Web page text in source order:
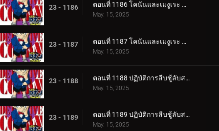
23 - 1186 ตอนที่ 1186 โคนันและเมงูเระ กับตัวประกัน 2 คน (ตอนแรก)
May. 15, 2025
23 - 1187 ตอนที่ 1187 โคนันและเมงูเระ กับตัวประกัน 2 คน (ตอนจบ)
May. 15, 2025
23 - 1188 ตอนที่ 1188 ปฏิบัติการสืบชู้ลับสลับ 3 คู่ (ตอนแรก)
May. 15, 2025
23 - 1189 ตอนที่ 1189 ปฏิบัติการสืบชู้ลับสลับ 3 คู่ (ตอนจบ)
May. 15, 2025